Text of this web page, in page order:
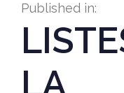
Published in:
LA